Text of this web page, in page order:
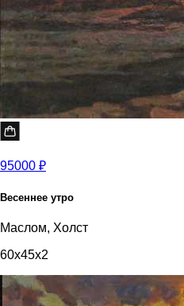
95000 ₽
Весеннее утро
Маслом, Холст
60x45x2